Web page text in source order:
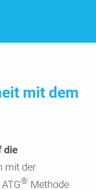
mit dem
die
mit der
® Methode